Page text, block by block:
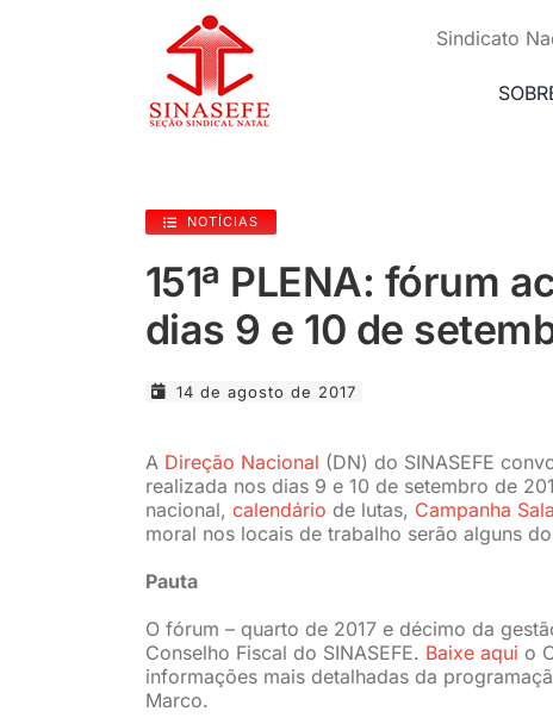
Sindicato
NOTÍCIAS
151ª PLENA: fórum
dias 9 e 10 de
14 de agosto de 2017
A Direção Nacional (DN) do SINASEFE
realizada nos dias 9 e 10 de setembro de
nacional, calendário de lutas, Campanha
moral nos locais de trabalho serão alguns
Pauta
O fórum – quarto de 2017 e décimo da
Conselho Fiscal do SINASEFE. Baixe aqui o
informações mais detalhadas da
Marco.